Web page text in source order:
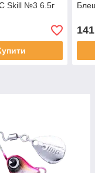
Skill №3 6.5г
141